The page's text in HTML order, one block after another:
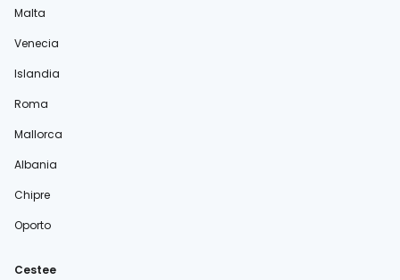
Malta
Venecia
Islandia
Roma
Mallorca
Albania
Chipre
Oporto
Cestee